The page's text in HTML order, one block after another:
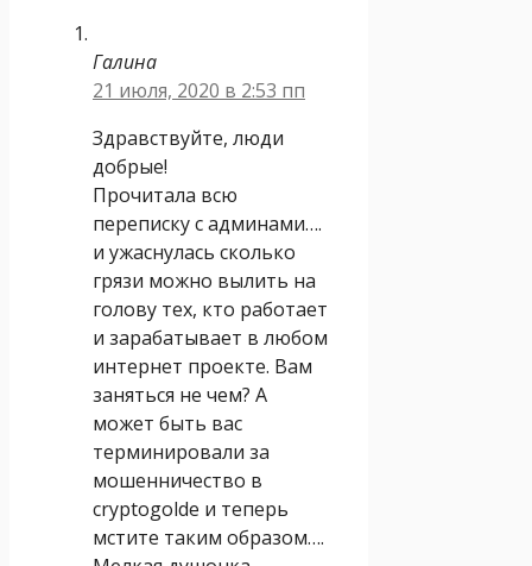
Галина
21 июля, 2020 в 2:53 пп
Здравствуйте, люди
добрые!
Прочитала всю
переписку с админами….
и ужаснулась сколько
грязи можно вылить на
голову тех, кто работает
и зарабатывает в любом
интернет проекте. Вам
заняться не чем? А
может быть вас
терминировали за
мошенничество в
cryptogolde и теперь
мстите таким образом….